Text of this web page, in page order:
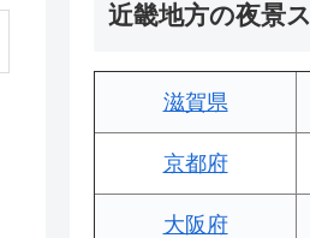
近畿地方の夜景
滋賀県
京都府
大阪府